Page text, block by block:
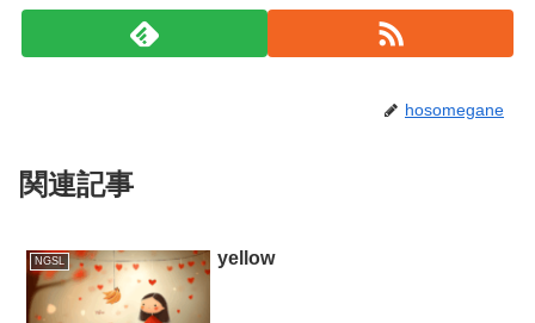
hosomegane
関連記事
NGSL yellow